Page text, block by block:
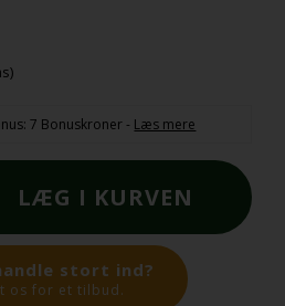
7 Bonuskroner - Læs mere
stort ind?
os for et tilbud.